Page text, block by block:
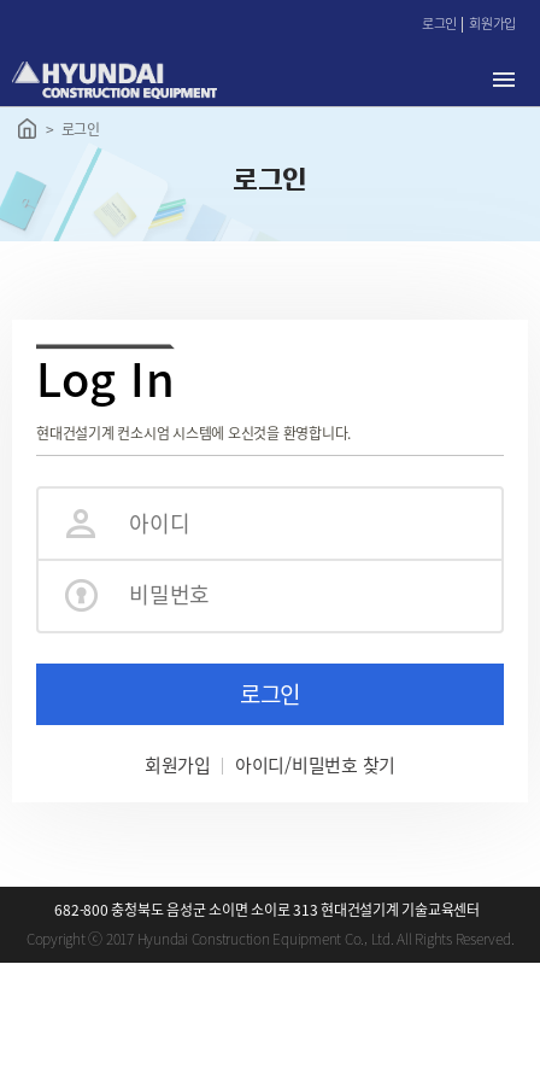
로
가
로그인 회원가입
로그인
로그인
Log In
현대건설기계 컨소시엄 시스템에 오신것을 환영합니다.
로그인
회원가입 아이디/비밀번호 찾기
682-800 충청북도 음성군 소이면 소이로 313 현대건설기계 기술교육센터
Copyright ⓒ 2017 Hyundai Construction Equipment Co., Ltd. All Rights Reserved.